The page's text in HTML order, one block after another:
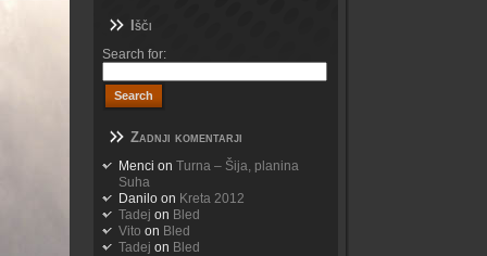
Išči
Search for:
Zadnji komentarji
Menci on Turna – Šija, planina
Suha
Danilo on Kreta 2012
Tadej on Bled
Vito on Bled
Tadej on Bled